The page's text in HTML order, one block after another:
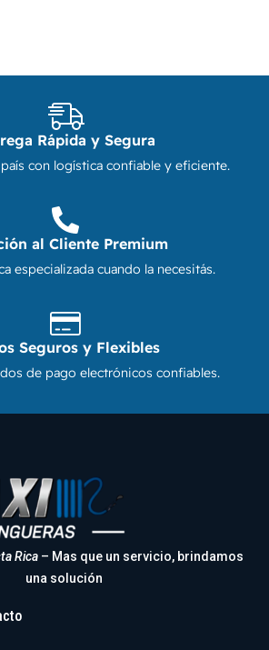
Rápida y Segura
con logística confiable y eficiente.
al Cliente Premium
especializada cuando la necesitás.
Seguros y Flexibles
de pago electrónicos confiables.
Rica – Mas que un servicio, brindamos
una solución